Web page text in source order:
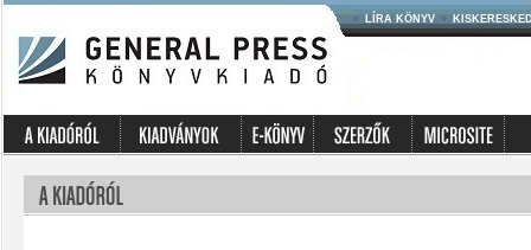
LÍRA KÖNYV